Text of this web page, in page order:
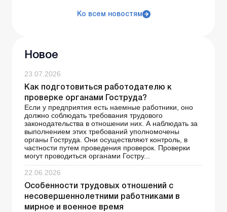
Ко всем новостям
Новое
23.07.2026
Как подготовиться работодателю к
проверке органами Гоструда?
Если у предприятия есть наемные работники, оно
должно соблюдать требования трудового
законодательства в отношении них. А наблюдать за
выполнением этих требований уполномочены
органы Гоструда. Они осуществляют контроль, в
частности путем проведения проверок. Проверки
могут проводиться органами Гостру...
22.06.2026
Особенности трудовых отношений с
несовершеннолетними работниками в
мирное и военное время